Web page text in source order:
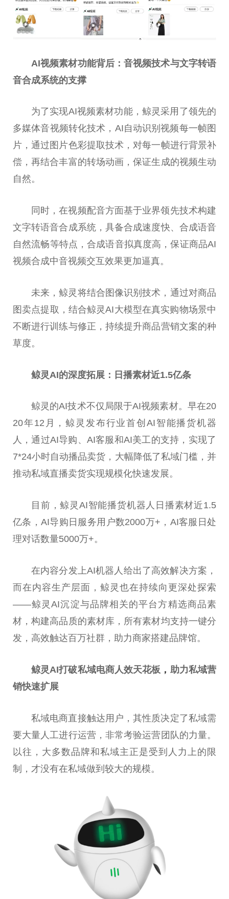
AI视频素材功能背后：音视频技术与文字转语
音合成系统的支撑
为了实现AI视频素材功能，鲸灵采用了领先的
多媒体音视频转化技术，AI自动识别视频每一帧图
片，通过图片色彩提取技术，对每一帧进行背景补
偿，再结合丰富的转场动画，保证生成的视频生动
自然。
同时，在视频配音方面基于业界领先技术构建
文字转语音合成系统，具备合成速度快、合成语音
自然流畅等特点，合成语音拟真度高，保证商品AI
视频合成中音视频交互效果更加逼真。
未来，鲸灵将结合图像识别技术，通过对商品
图卖点提取，结合鲸灵AI大模型在真实购物场景中
不断进行训练与修正，持续提升商品营销文案的种
草度。
鲸灵AI的深度拓展：日播素材近1.5亿条
鲸灵的AI技术不仅局限于AI视频素材。早在20
20年12月，鲸灵发布行业首创AI智能播货机器
人，通过AI导购、AI客服和AI美工的支持，实现了
7*24小时自动播品卖货，大幅降低了私域门槛，并
推动私域直播卖货实现规模化快速发展。
目前，鲸灵AI智能播货机器人日播素材近1.5
亿条，AI导购日服务用户数2000万+，AI客服日处
理对话数量5000万+。
在内容分发上AI机器人给出了高效解决方案，
而在内容生产层面，鲸灵也在持续向更深处探索
——鲸灵AI沉淀与品牌相关的平台方精选商品素
材，构建高品质的素材库，所有素材均支持一键分
发，高效触达百万社群，助力商家搭建品牌馆。
鲸灵AI打破私域电商人效天花板 ， 助力私域营
销快速扩展
私域电商直接触达用户，其性质决定了私域需
要大量人工进行运营，非常考验运营团队的力量。
以往，大多数品牌和私域主正是受到人力上的限
制，才没有在私域做到较大的规模。